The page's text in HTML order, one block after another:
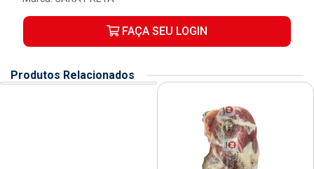
FAÇA SEU LOGIN
Produtos Relacionados